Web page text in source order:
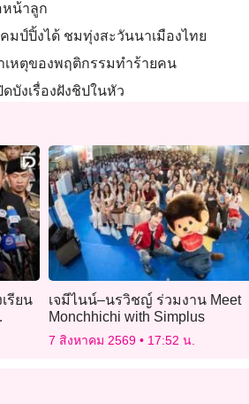
หน้าลูก
มป์ปิ้งได้ ชมทุ่งสะวันนาเมืองไทย
เหตุของพฤติกรรมทำร้ายคน
บังเรื่องฝังชิปในหัว
รียน
เจมีไนน์–นรวิชญ์ ร่วมงาน Meet
Monchhichi with Simplus
7 สิงหาคม 2569 17:52 น.